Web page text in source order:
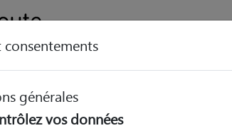
consentements
générales
vos données